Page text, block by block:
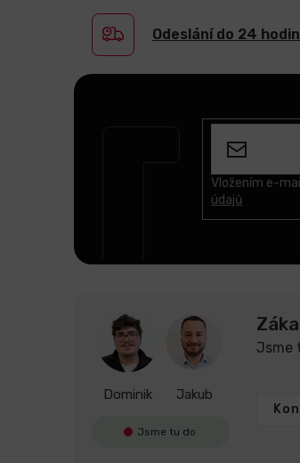
Odeslání do 24 hodin
Vložením e-
údajů
Dominik Jakub
Jsme tu do
Jsme